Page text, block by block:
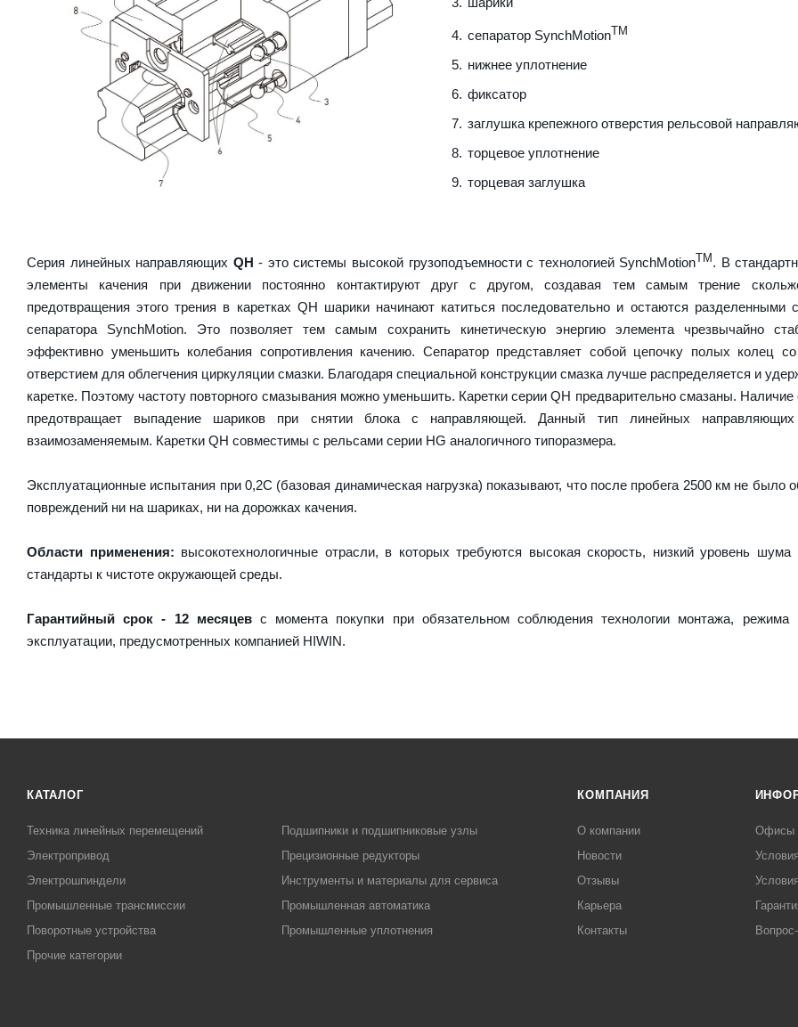
сепаратор SynchMotionTM
нижнее уплотнение
фиксатор
заглушка крепежного отверстия рельсовой
торцевое уплотнение
торцевая заглушка
Серия линейных направляющих QH - это системы высокой грузоподъемности с технологией SynchMotion TM . В
элементы качения при движении постоянно контактируют друг с другом, создавая тем самым трение
предотвращения этого трения в каретках QH шарики начинают катиться последовательно и остаются
сепаратора SynchMotion. Это позволяет тем самым сохранить кинетическую энергию элемента чрезвычайно
эффективно уменьшить колебания сопротивления качению. Сепаратор представляет собой цепочку полых колец
отверстием для облегчения циркуляции смазки. Благодаря специальной конструкции смазка лучше распределяется и
каретке. Поэтому частоту повторного смазывания можно уменьшить. Каретки серии QH предварительно смазаны. Наличие
предотвращает выпадение шариков при снятии блока с направляющей. Данный тип линейных направляющих
взаимозаменяемым. Каретки QH совместимы с рельсами серии HG аналогичного типоразмера.
Эксплуатационные испытания при 0,2C (базовая динамическая нагрузка) показывают, что после пробега 2500 км не было
повреждений ни на шариках, ни на дорожках качения.
Области применения: высокотехнологичные отрасли, в которых требуются высокая скорость, низкий уровень
стандарты к чистоте окружающей среды.
Гарантийный срок - 12 месяцевс момента покупки при обязательном соблюдения технологии монтажа, режима
эксплуатации, предусмотренных компанией HIWIN.
КАТАЛОГ
Техника линейных перемещений
Подшипники и подшипниковые узлы
Электропривод
Прецизионные редукторы
Электрошпиндели
Инструменты и материалы для сервиса
Промышленные трансмиссии
Промышленная автоматика
Поворотные устройства
Промышленные уплотнения
Прочие категории
КОМПАНИЯ
О компании
Новости
Отзывы
Карьера
Контакты
Офисы